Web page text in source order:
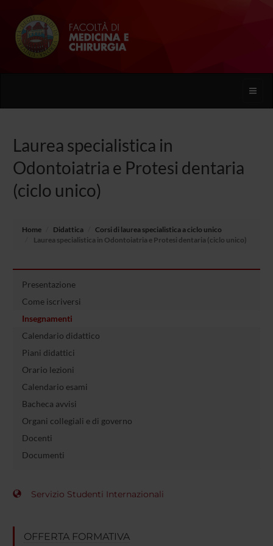
Toggle
Laurea specialistica in
Odontoiatria e Protesi dentaria
(ciclo unico)
Home Didattica
Corsi di laurea specialistica a ciclo unico
Laurea specialistica in Odontoiatria e Protesi dentaria (ciclo unico)
Presentazione
Come iscriversi
Insegnamenti
Calendario didattico
Piani didattici
Orario lezioni
Calendario esami
Bacheca avvisi
Organi collegiali e di governo
Docenti
Documenti
Servizio Studenti Internazionali
OFFERTA FORMATIVA